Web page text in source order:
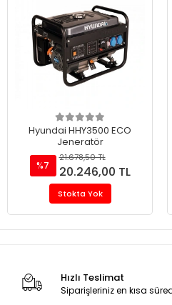
Hyundai HHY3500 ECO
Jeneratör
%7
21.678,50 TL
20.246,00 TL
Stokta Yok
Hızlı Teslimat
Siparişleriniz en kısa